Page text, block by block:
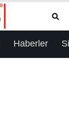
Haberler